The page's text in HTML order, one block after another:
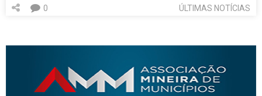
ÚLTIMAS NOTÍCIAS
0